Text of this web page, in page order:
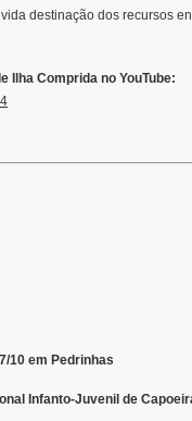
destinação dos recursos
Ilha Comprida no YouTube:
10 em Pedrinhas
Infanto-Juvenil de